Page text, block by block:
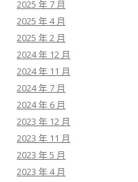
2025 年 7 月
2025 年 4 月
2025 年 2 月
2024 年 12 月
2024 年 11 月
2024 年 7 月
2024 年 6 月
2023 年 12 月
2023 年 11 月
2023 年 5 月
2023 年 4 月